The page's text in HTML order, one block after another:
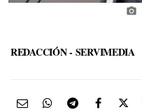
photo_camera
REDACCIÓN - SERVIMEDIA